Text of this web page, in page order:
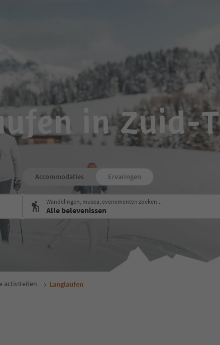
in Zuid-
Accommodaties Ervaringen
Wandelingen, musea, evenementen zoeken...
activiteiten Langlaufen